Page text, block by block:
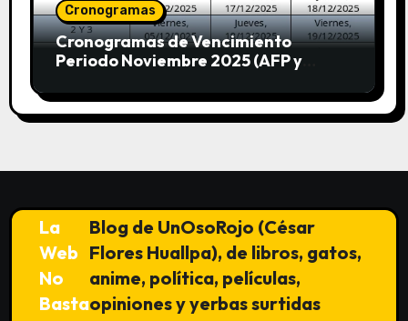
Cronogramas
Cronogramas de Vencimiento
Periodo Noviembre 2025 (AFP y
La
Web
No
Basta
Blog de UnOsoRojo (César
Flores Huallpa), de libros, gatos,
anime, política, películas,
opiniones y yerbas surtidas